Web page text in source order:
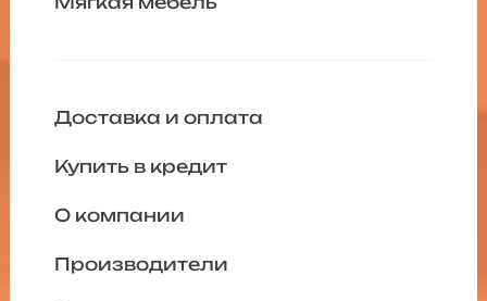
Доставка и оплата
Купить в кредит
О компании
Производители